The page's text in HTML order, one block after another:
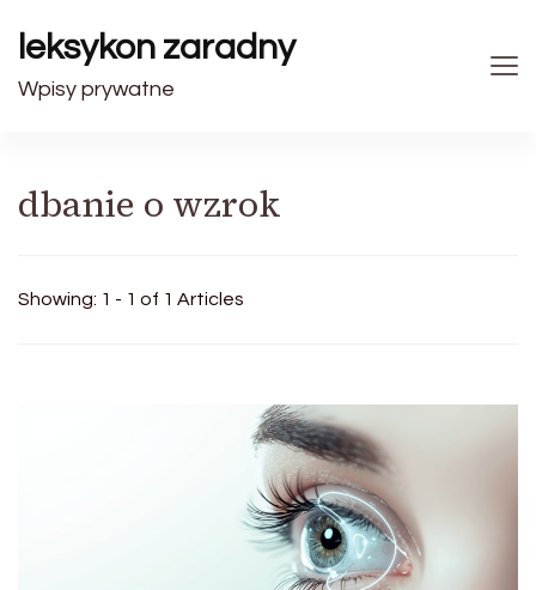
leksykon zaradny
Wpisy prywatne
dbanie o wzrok
Showing: 1 - 1 of 1 Articles